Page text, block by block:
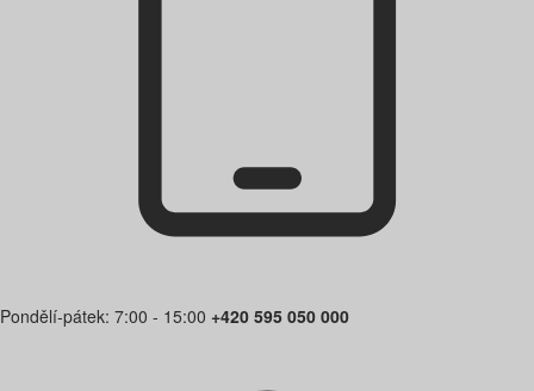
Pondělí-pátek: 7:00 - 15:00 +420 595 050 000